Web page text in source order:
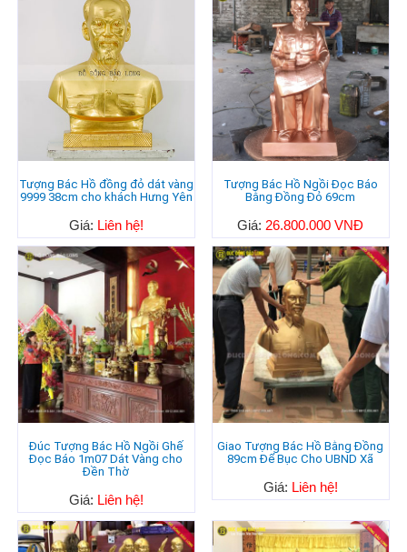
Tượng Bác Hồ đồng đỏ dát vàng
9999 38cm cho khách Hưng Yên
Giá: Liên hệ!
Tượng Bác Hồ Ngồi Đọc Báo
Bằng Đồng Đỏ 69cm
Giá: 26.800.000 VNĐ
Đúc Tượng Bác Hồ Ngồi Ghế
Đọc Báo 1m07 Dát Vàng cho
Đền Thờ
Giá: Liên hệ!
Giao Tượng Bác Hồ Bằng Đồng
89cm Để Bục Cho UBND Xã
Giá: Liên hệ!